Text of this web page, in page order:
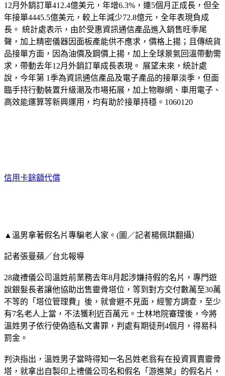
12月外銷訂單412.4億美元，年增6.3%，連5個月正成長，但全
年接單4445.5億美元，較上年減少72.8億元，全年表現負成
長。 統計處表示，由於受惠資訊通信產品進入銷售旺季尾
聲，加上精密儀器因面板產能供不應求，價格上揚；且傳統貨
品接單方面，因為油價及鋼價上揚，加上全球景氣回溫帶動需
求，帶動去年12月外銷訂單成長表現。 展望未來，統計處
說，今年第 1季為資訊通信產品及電子產品的接單淡季，但面
臨手持行動裝置升級潮及市場拓展，加上物聯網、車用電子、
高效能運算等新興運用，均有助於接單持穩。1060120
信用卡餘額代償
▲溫男拿著假名片專騙老人家。(圖／記者楊佩琪翻攝）
記者張曼蘋／台北報導
28歲禮儀公司溫姓前業務去年8月起涉嫌持假的名片，專門遊
說銀髮長者讓他協助出售靈骨塔位，等到對方交付數萬至30萬
不等的「塔位管理費」後，就會避不見面，經警方調查，至少
有7名老人上當，不法獲利近百萬元。士林地院審理後，今將
溫姓男子依行使偽造私文書罪，判處有期徒刑4個月，得易科
罰金。
判決指出，溫姓男子當時得知一名呂姓老翁有在投資買賣靈骨
塔，就拿出自製印上禮儀公司名和假名「游進萊」的假名片，